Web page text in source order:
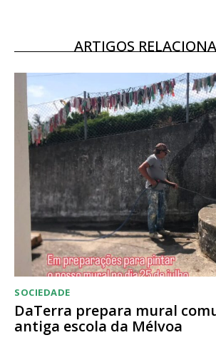
ARTIGOS
SOCIEDADE
DaTerra prepara mural
antiga escola da Mélvoa